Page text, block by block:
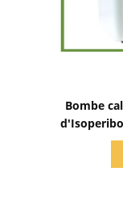
Bombe